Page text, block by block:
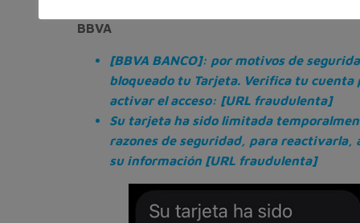
BBVA
[BBVA BANCO]: por motivos de
bloqueado tu Tarjeta. Verifica tu cuenta
activar el acceso: [URL fraudulenta]
Su tarjeta ha sido limitada
razones de seguridad, para reactivarla,
su información [URL fraudulenta]